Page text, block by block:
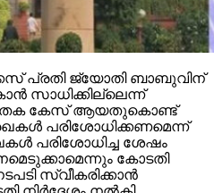
പ്രതി ജ്യോതി ബാബുവിന്
സാധിക്കില്ലെന്ന്
കേസ് ആയതുകൊണ്ട്
പരിശോധിക്കണമെന്ന്
പരിശോധിച്ച ശേഷം
കോടതി
സ്വീകരിക്കാന്‍